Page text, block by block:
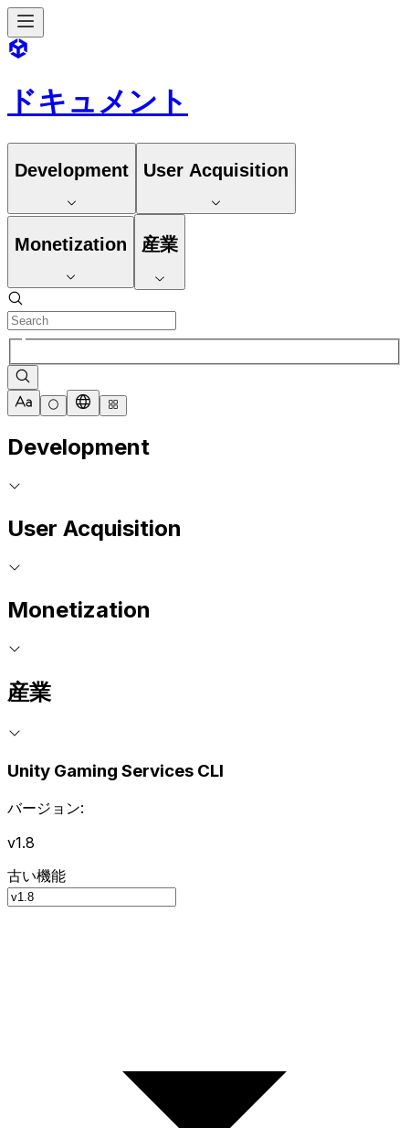
ドキュメント
Development User Acquisition
Monetization 産業
Development
User Acquisition
Monetization
産業
Unity Gaming Services CLI
バージョン:
v1.8
古い機能